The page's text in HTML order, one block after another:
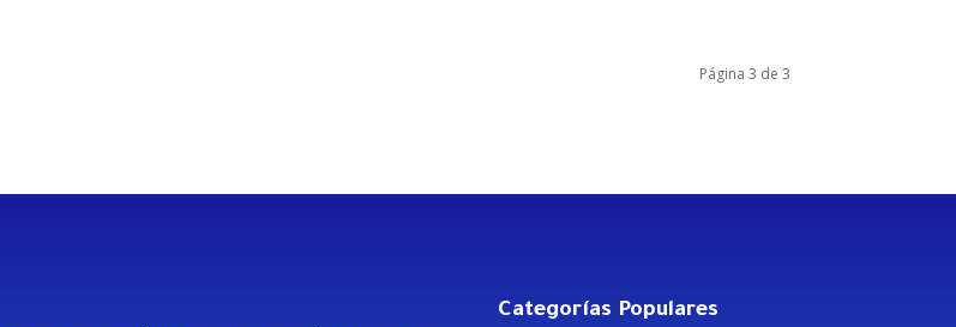
Página 3 de 3
Categorías Populares